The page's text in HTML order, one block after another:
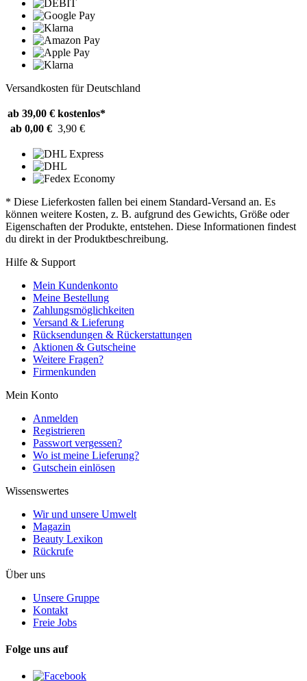
Versandkosten für Deutschland
ab 39,00 € kostenlos*
ab 0,00 € 3,90 €
* Diese Lieferkosten fallen bei einem Standard-Versand an. Es
können weitere Kosten, z. B. aufgrund des Gewichts, Größe oder
Eigenschaften der Produkte, entstehen. Diese Informationen findest
du direkt in der Produktbeschreibung.
Hilfe & Support
Mein Kundenkonto
Meine Bestellung
Zahlungsmöglichkeiten
Versand & Lieferung
Rücksendungen & Rückerstattungen
Aktionen & Gutscheine
Weitere Fragen?
Firmenkunden
Mein Konto
Anmelden
Registrieren
Passwort vergessen?
Wo ist meine Lieferung?
Gutschein einlösen
Wissenswertes
Wir und unsere Umwelt
Magazin
Beauty Lexikon
Rückrufe
Über uns
Unsere Gruppe
Kontakt
Freie Jobs
Folge uns auf